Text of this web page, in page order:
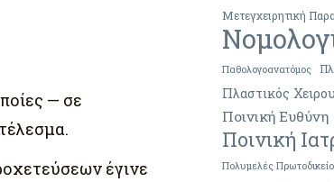
— σε
έγινε
Μετεγχειρητική
Παθολογοανατόμος
Πλαστικός
Ποινική Ευθύνη
Ποινική
Πολυμελές